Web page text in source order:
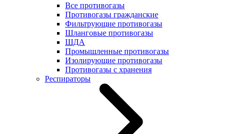
Все противогазы
Противогазы гражданские
Фильтрующие противогазы
Шланговые противогазы
ШДА
Промышленные противогазы
Изолирующие противогазы
Противогазы с хранения
Респираторы